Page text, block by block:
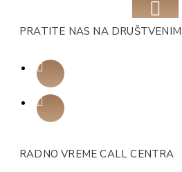
PRATITE NAS NA
RADNO VREME CALL CENTRA